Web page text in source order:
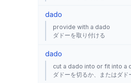
dado
provide with a dado
ダドーを取り付ける
dado
cut a dado into or fit into a
ダドーを切るか、またはダド